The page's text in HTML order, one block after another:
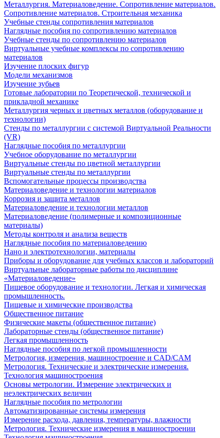
Металлургия. Материаловедение. Сопротивление материалов.
Сопротивление материалов. Строительная механика
Учебные стенды сопротивления материалов
Наглядные пособия по сопротивлению материалов
Учебные стенды по сопротивлению материалов
Виртуальные учебные комплексы по сопротивлению
материалов
Изучение плоских фигур
Модели механизмов
Изучение зубьев
Готовые лаборатории по Теоретической, технической и
прикладной механике
Металлургия черных и цветных металлов (оборудование и
технологии)
Cтенды по металлургии с системой Виртуальной Реальности
(VR)
Наглядные пособия по металлургии
Учебное оборудование по металлургии
Виртуальные стенды по цветной металлургии
Виртуальные стенды по металлургии
Вспомогательные процессы производства
Материаловедение и технологии материалов
Коррозия и защита металлов
Материаловедение и технологии металлов
Материаловедение (полимерные и композиционные
материалы)
Методы контроля и анализа веществ
Наглядные пособия по материаловедению
Нано и электротехнологии, материалы
Приборы и оборудование для учебных классов и лабораторий
Виртуальные лабораторные работы по дисциплине
«Материаловедение»
Пищевое оборудование и технологии. Легкая и химическая
промышленность.
Пищевые и химические производства
Общественное питание
Физические макеты (общественное питание)
Лабораторные стенды (общественное питание)
Легкая промышленность
Наглядные пособия по легкой промышленности
Метрология, измерения, машиностроение и CAD/CAM
Метрология. Технические и электрические измерения.
Технология машиностроения
Основы метрологии. Измерение электрических и
неэлектрических величин
Наглядные пособия по метрологии
Автоматизированные системы измерения
Измерение расхода, давления, температуры, влажности
Метрология. Технические измерения в машиностроении